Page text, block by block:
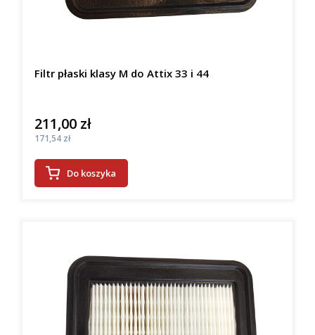
Filtr płaski klasy M do Attix 33 i 44
Cena
211,00 zł
Cena
171,54 zł
Do koszyka